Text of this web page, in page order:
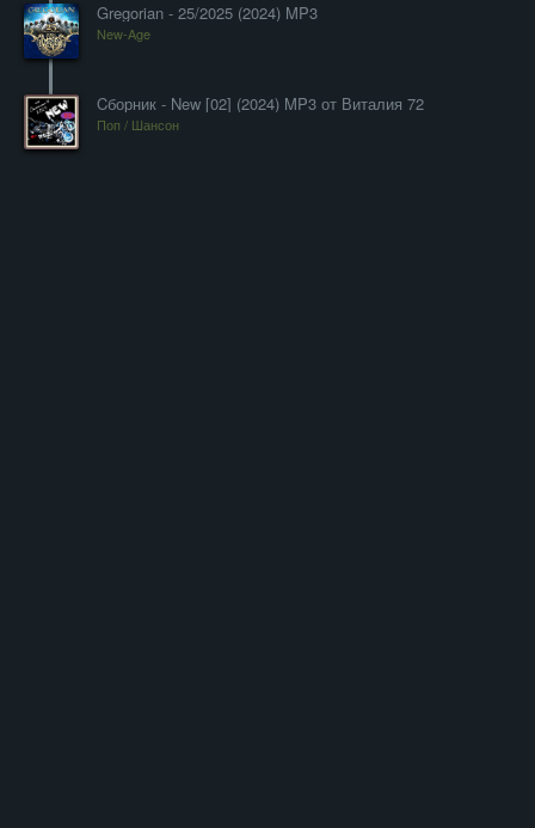
Gregorian - 25/2025 (2024) MP3
New-Age
Cборник - New [02] (2024) MP3 от Виталия 72
Поп / Шансон